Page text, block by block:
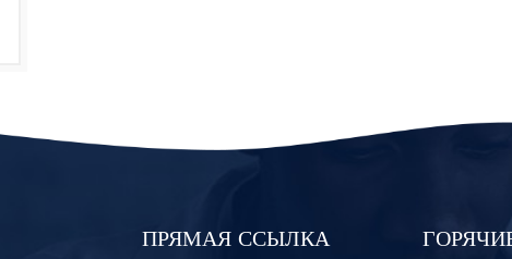
ПРЯМАЯ ССЫЛКА